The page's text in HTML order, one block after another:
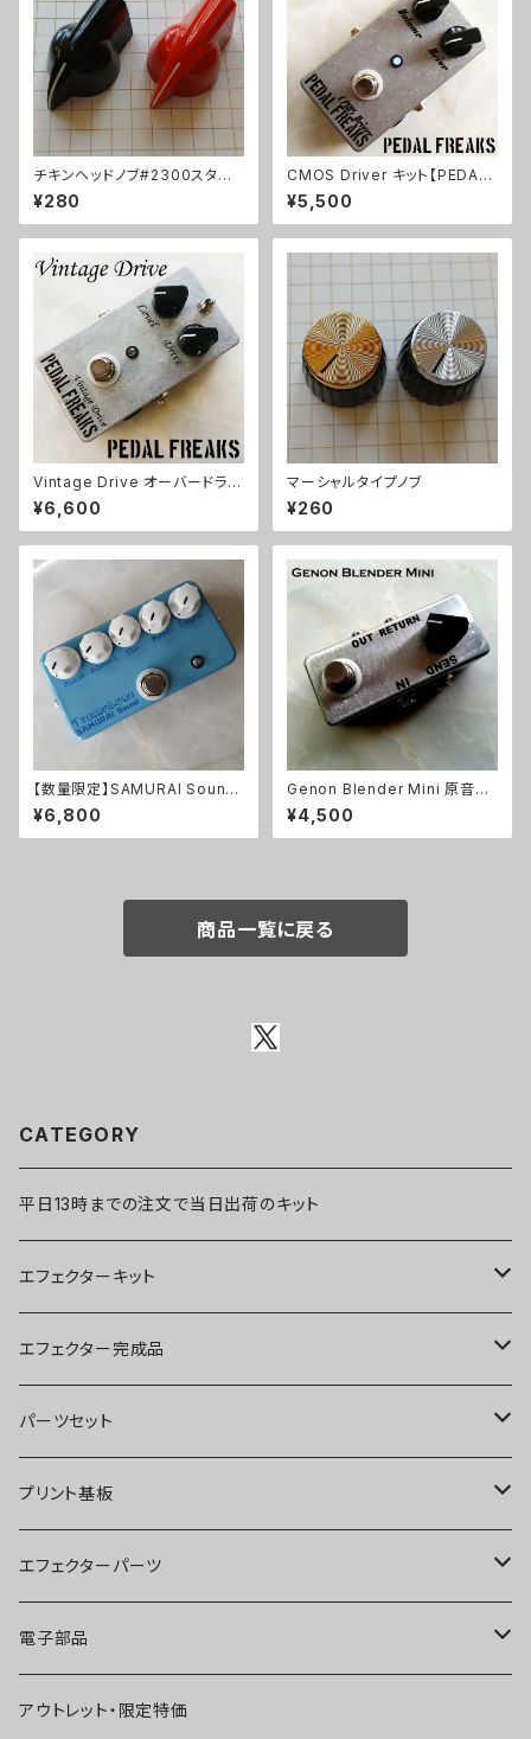
チキンヘッドノブ#2300スタイ
ル
¥280
CMOS Driver キット【PEDAL
FREAKS】
¥5,500
Vintage Drive オーバードライ
ブキット【PEDAL FREAKS】
¥6,600
マーシャルタイプノブ
¥260
【数量限定】SAMURAI Sound
Tremoloneキット
¥6,800
Genon Blender Mini 原音ブ
レンドキット【BASIC KIT】
¥4,500
商品一覧に戻る
CATEGORY
平日13時までの注文で当日出荷のキット
エフェクターキット
ブースター
オーバードライブ
ディストーション
ファズ
プリアンプ
空間系
エフェクター完成品
ブースター
オーバードライブ
ディストーション
ファズ
空間系
パーツセット
ブースター
オーバードライブ
ディストーション
ファズ
プリント基板
オーバードライブ
ディストーション
ファズ
エフェクターパーツ
スイッチ
ジャック
電子部品
IC
アウトレット・限定特価